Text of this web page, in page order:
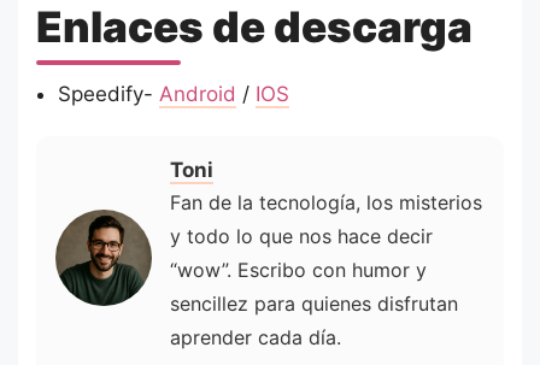
Enlaces de descarga
Speedify- Android / IOS
Toni
Fan de la tecnología, los misterios
y todo lo que nos hace decir
“wow”. Escribo con humor y
sencillez para quienes disfrutan
aprender cada día.